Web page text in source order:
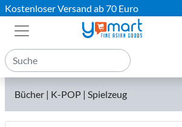
Kostenloser Versand ab 70 Euro
Bücher | K-POP | Spielzeug